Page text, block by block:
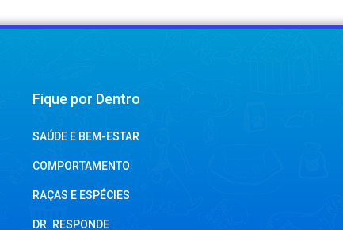
Fique por Dentro
SAÚDE E BEM-ESTAR
COMPORTAMENTO
RAÇAS E ESPÉCIES
DR. RESPONDE